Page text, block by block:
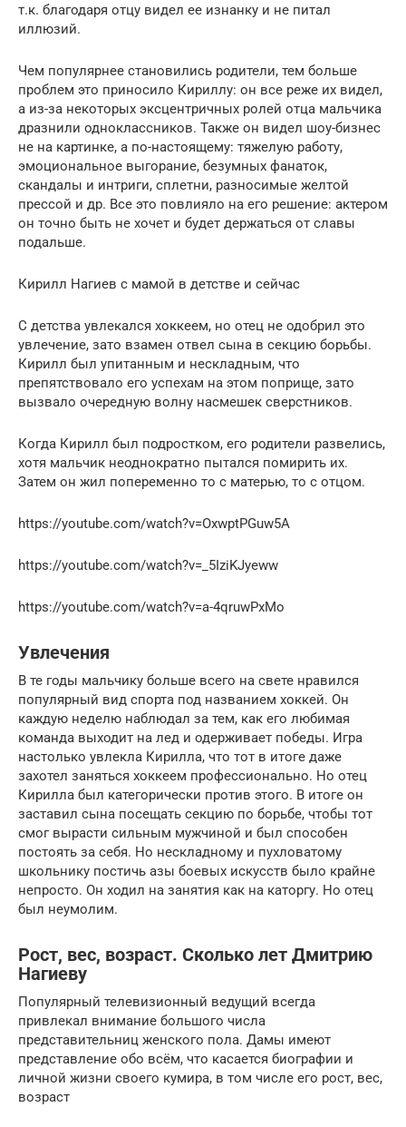
т.к. благодаря отцу видел ее изнанку и не питал
иллюзий.
Чем популярнее становились родители, тем больше
проблем это приносило Кириллу: он все реже их видел,
а из-за некоторых эксцентричных ролей отца мальчика
дразнили одноклассников. Также он видел шоу-бизнес
не на картинке, а по-настоящему: тяжелую работу,
эмоциональное выгорание, безумных фанаток,
скандалы и интриги, сплетни, разносимые желтой
прессой и др. Все это повлияло на его решение: актером
он точно быть не хочет и будет держаться от славы
подальше.
Кирилл Нагиев с мамой в детстве и сейчас
С детства увлекался хоккеем, но отец не одобрил это
увлечение, зато взамен отвел сына в секцию борьбы.
Кирилл был упитанным и нескладным, что
препятствовало его успехам на этом поприще, зато
вызвало очередную волну насмешек сверстников.
Когда Кирилл был подростком, его родители развелись,
хотя мальчик неоднократно пытался помирить их.
Затем он жил попеременно то с матерью, то с отцом.
https://youtube.com/watch?v=OxwptPGuw5A
https://youtube.com/watch?v=_5IziKJyeww
https://youtube.com/watch?v=a-4qruwPxMo
Увлечения
В те годы мальчику больше всего на свете нравился
популярный вид спорта под названием хоккей. Он
каждую неделю наблюдал за тем, как его любимая
команда выходит на лед и одерживает победы. Игра
настолько увлекла Кирилла, что тот в итоге даже
захотел заняться хоккеем профессионально. Но отец
Кирилла был категорически против этого. В итоге он
заставил сына посещать секцию по борьбе, чтобы тот
смог вырасти сильным мужчиной и был способен
постоять за себя. Но нескладному и пухловатому
школьнику постичь азы боевых искусств было крайне
непросто. Он ходил на занятия как на каторгу. Но отец
был неумолим.
Рост, вес, возраст. Сколько лет Дмитрию
Нагиеву
Популярный телевизионный ведущий всегда
привлекал внимание большого числа
представительниц женского пола. Дамы имеют
представление обо всём, что касается биографии и
личной жизни своего кумира, в том числе его рост, вес,
возраст